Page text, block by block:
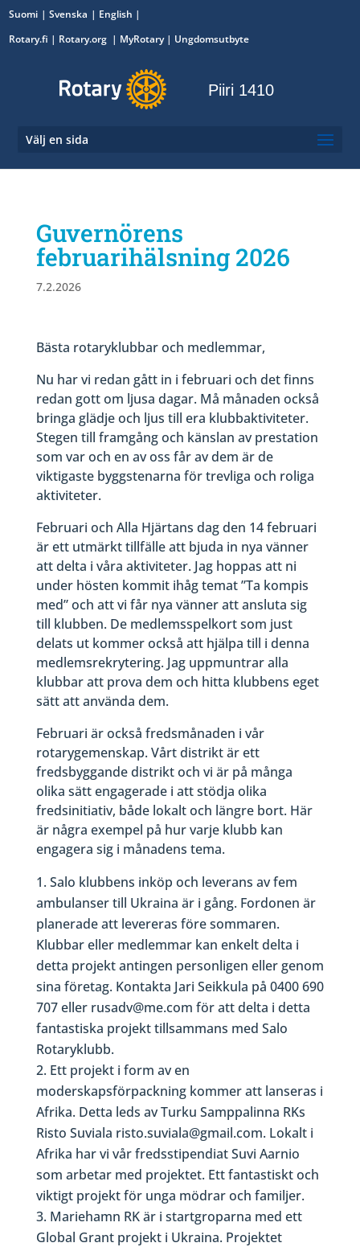
Suomi Svenska
English
Rotary.fi | Rotary.org | MyRotary| Ungdomsutbyte
Piiri 1410
Välj en sida
Guvernörens
februarihälsning 2026
7.2.2026
Bästa rotaryklubbar och medlemmar,
Nu har vi redan gått in i februari och det finns
redan gott om ljusa dagar. Må månaden också
bringa glädje och ljus till era klubbaktiviteter.
Stegen till framgång och känslan av prestation
som var och en av oss får av dem är de
viktigaste byggstenarna för trevliga och roliga
aktiviteter.
Februari och Alla Hjärtans dag den 14 februari
är ett utmärkt tillfälle att bjuda in nya vänner
att delta i våra aktiviteter. Jag hoppas att ni
under hösten kommit ihåg temat ”Ta kompis
med” och att vi får nya vänner att ansluta sig
till klubben. De medlemsspelkort som just
delats ut kommer också att hjälpa till i denna
medlemsrekrytering. Jag uppmuntrar alla
klubbar att prova dem och hitta klubbens eget
sätt att använda dem.
Februari är också fredsmånaden i vår
rotarygemenskap. Vårt distrikt är ett
fredsbyggande distrikt och vi är på många
olika sätt engagerade i att stödja olika
fredsinitiativ, både lokalt och längre bort. Här
är några exempel på hur varje klubb kan
engagera sig i månadens tema.
Salo klubbens inköp och leverans av fem
ambulanser till Ukraina är i gång. Fordonen är
planerade att levereras före sommaren.
Klubbar eller medlemmar kan enkelt delta i
detta projekt antingen personligen eller genom
sina företag. Kontakta Jari Seikkula på 0400 690
707 eller rusadv@me.com för att delta i detta
fantastiska projekt tillsammans med Salo
Rotaryklubb.
Ett projekt i form av en
moderskapsförpackning kommer att lanseras i
Afrika. Detta leds av Turku Samppalinna RKs
Risto Suviala risto.suviala@gmail.com. Lokalt i
Afrika har vi vår fredsstipendiat Suvi Aarnio
som arbetar med projektet. Ett fantastiskt och
viktigt projekt för unga mödrar och familjer.
Mariehamn RK är i startgroparna med ett
Global Grant projekt i Ukraina. Projektet